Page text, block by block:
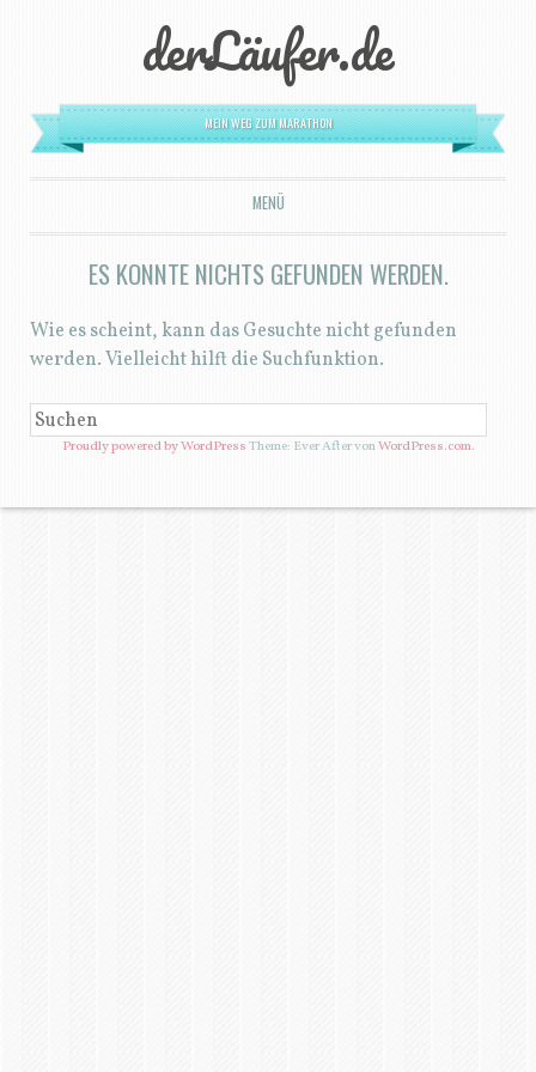
derLäufer.de
MEIN WEG ZUM MARATHON
MENÜ
ZUM INHALT SPRINGEN
ES KONNTE NICHTS GEFUNDEN WERDEN.
Wie es scheint, kann das Gesuchte nicht gefunden
werden. Vielleicht hilft die Suchfunktion.
SUCHEN
Proudly powered by WordPressTheme: Ever After vonWordPress.com.